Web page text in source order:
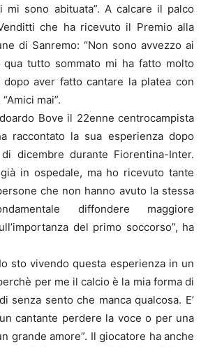
mi sono abituata”. A calcare il palco
che ha ricevuto il Premio alla
di Sanremo: “Non sono avvezzo ai
qua tutto sommato mi ha fatto molto
dopo aver fatto cantare la platea con
mai”.
Bove il 22enne centrocampista
raccontato la sua esperienza dopo
di dicembre durante Fiorentina-Inter.
in ospedale, ma ho ricevuto tante
che non hanno avuto la stessa
diffondere maggiore
del primo soccorso”, ha
sto vivendo questa esperienza in un
per me il calcio è la mia forma di
senza sento che manca qualcosa. E’
cantante perdere la voce o per una
grande amore”. Il giocatore ha anche